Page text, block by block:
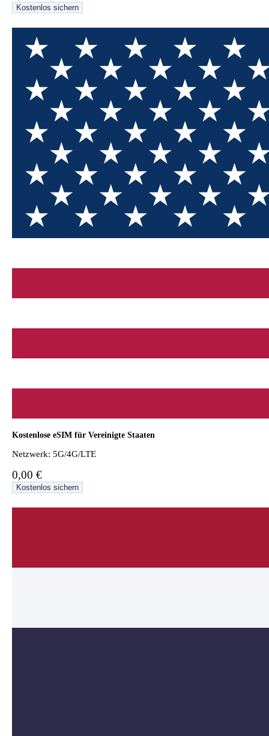
Kostenlos sichern
Kostenlose eSIM für Vereinigte Staaten
Netzwerk: 5G/4G/LTE
0,00 €
Kostenlos sichern
750 5
Abbrechen Jetzt einlösen